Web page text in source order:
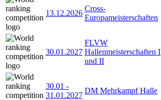
13.12.2026
Cross-
Europameisterschaften
30.01.2027
FLVW
Hallenmeisterschaften I
und II
30.01 -
31.01.2027
DM Mehrkampf Halle